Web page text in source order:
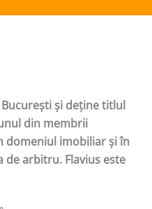
şi deţine titlul
din membrii
domeniul imobiliar şi în
de arbitru. Flavius este